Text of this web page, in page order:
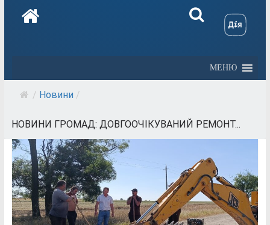
МЕНЮ
/ Новини /
НОВИНИ ГРОМАД: ДОВГООЧІКУВАНИЙ РЕМОНТ...